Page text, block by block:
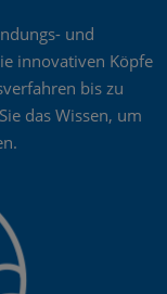
und
innovativen Köpfe
bis zu
das Wissen, um